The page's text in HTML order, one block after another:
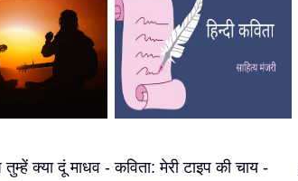
क्या दूं माधव - कविता: मेरी टाइप की चाय -